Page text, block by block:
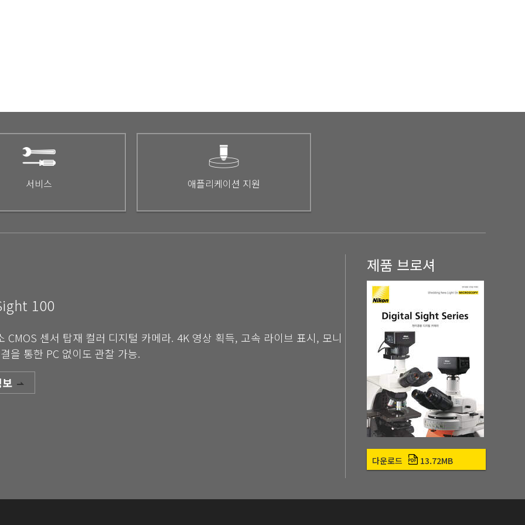
서비스 애플리케이션 지원
제품 브로셔
다운로드 13.72MB
100
CMOS 센서 탑재 컬러 디지털 카메라. 4K 영상 획득, 고속 라이브 표시, 모니
을 통한 PC 없이도 관찰 가능.